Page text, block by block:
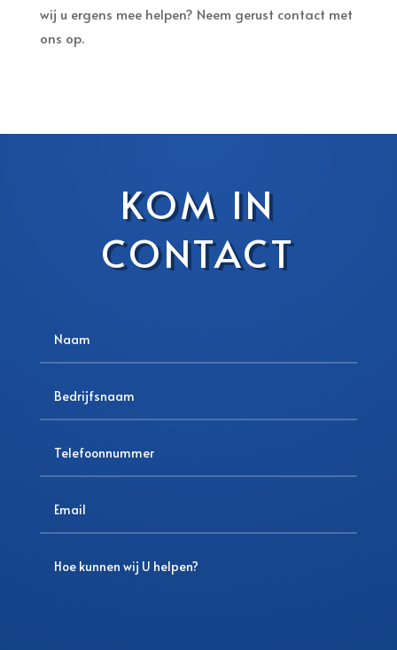
wij u ergens mee helpen? Neem gerust contact met
ons op.
KOM IN
CONTACT